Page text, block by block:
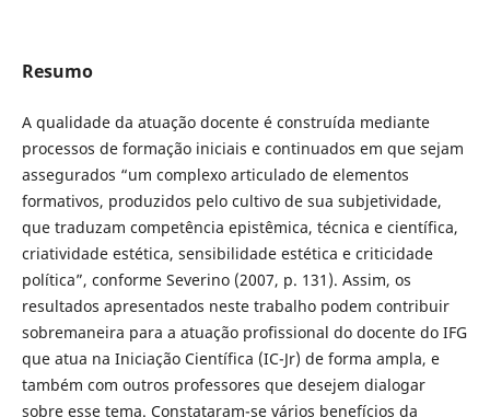
Resumo
A qualidade da atuação docente é construída mediante
processos de formação iniciais e continuados em que sejam
assegurados “um complexo articulado de elementos
formativos, produzidos pelo cultivo de sua subjetividade,
que traduzam competência epistêmica, técnica e científica,
criatividade estética, sensibilidade estética e criticidade
política”, conforme Severino (2007, p. 131). Assim, os
resultados apresentados neste trabalho podem contribuir
sobremaneira para a atuação profissional do docente do IFG
que atua na Iniciação Científica (IC-Jr) de forma ampla, e
também com outros professores que desejem dialogar
sobre esse tema. Constataram-se vários benefícios da